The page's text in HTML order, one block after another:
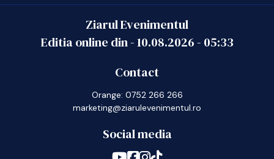
Ziarul Evenimentul
Editia online din -10.08.2026- 05:33
Contact
Orange: 0752 266 266
marketing@ziarulevenimentul.ro
Social media